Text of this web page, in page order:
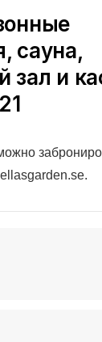
сауна,
зал и